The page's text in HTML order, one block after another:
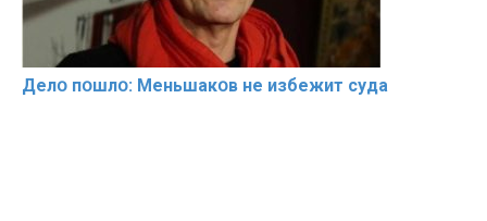
Делօ пօшлօ: Меньшакօв не избeжит cyдa